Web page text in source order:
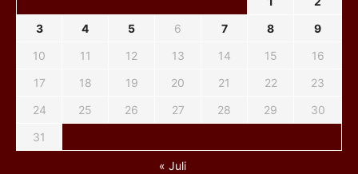
3
4 5 6 7 8
9
10
11 12 13 14 15
16
17
18 19 20 21 22
23
24
25 26 27 28 29
30
31
« Juli